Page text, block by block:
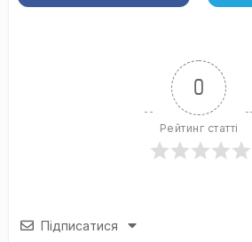
0
Рейтинг статті
Підписатися